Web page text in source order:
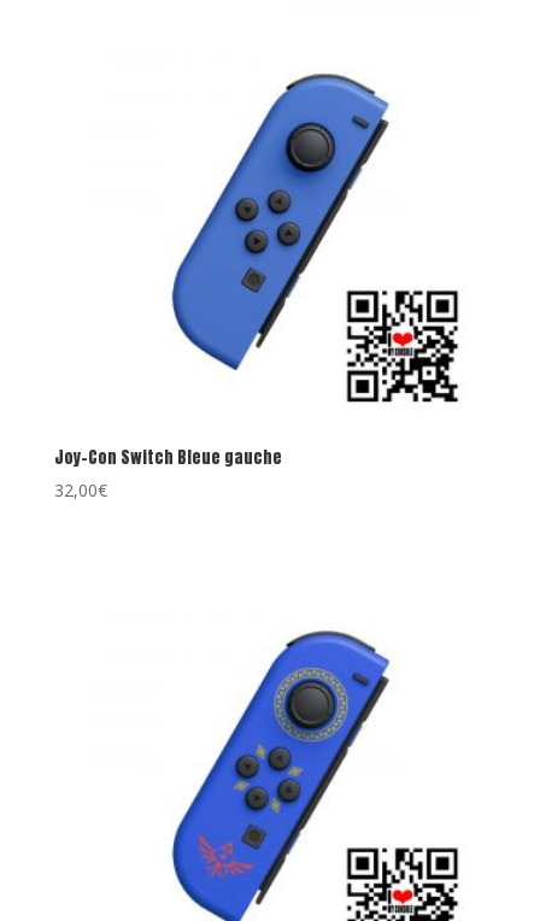
Joy-Con Switch Bleue gauche
32,00€